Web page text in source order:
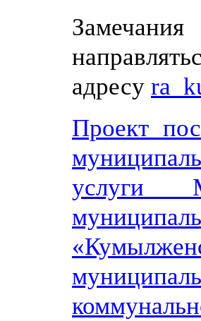
адресу
Проект
услуги